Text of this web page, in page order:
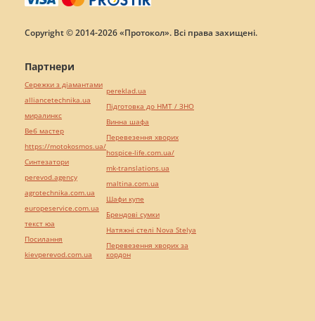
Copyright © 2014-2026 «Протокол». Всі права захищені.
Партнери
Сережки з діамантами
alliancetechnika.ua
миралинкс
Веб мастер
https://motokosmos.ua/
Синтезатори
perevod.agency
agrotechnika.com.ua
europeservice.com.ua
текст юа
Посилання
kievperevod.com.ua
pereklad.ua
Підготовка до НМТ / ЗНО
Винна шафа
Перевезення хворих
hospice-life.com.ua/
mk-translations.ua
maltina.com.ua
Шафи купе
Брендові сумки
Натяжні стелі Nova Stelya
Перевезення хворих за
кордон